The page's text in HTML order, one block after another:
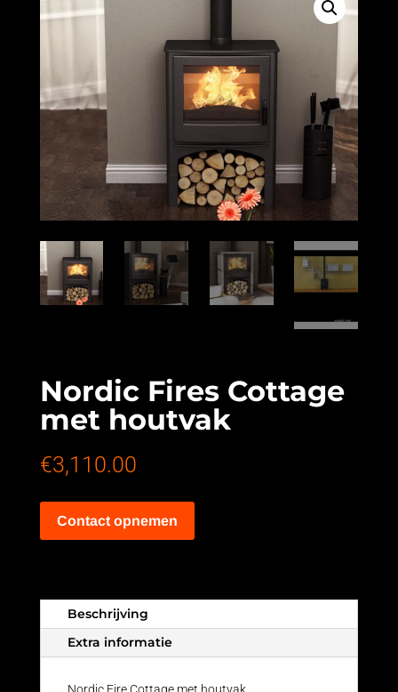
Nordic Fires Cottage
met houtvak
€3,110.00
Contact opnemen
Beschrijving
Extra informatie
Nordic Fire Cottage met houtvak